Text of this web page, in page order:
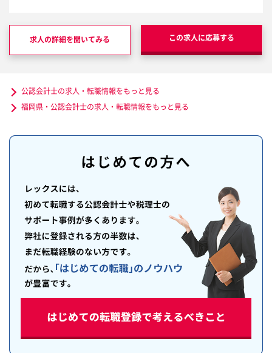
求人の詳細を聞いてみる この求人に応募する
公認会計士の求人・転職情報をもっと見る
福岡県・公認会計士の求人・転職情報をもっと見る